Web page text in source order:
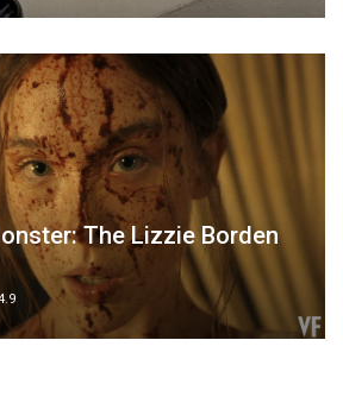
The Lizzie Borden